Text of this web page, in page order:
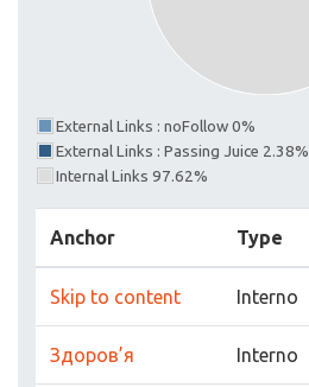
External Links : noFollow 0%
External Links : Passing Juice 2.38%
Internal Links 97.62%
Anchor Type
Skip to content Interno
Здоров’я Interno